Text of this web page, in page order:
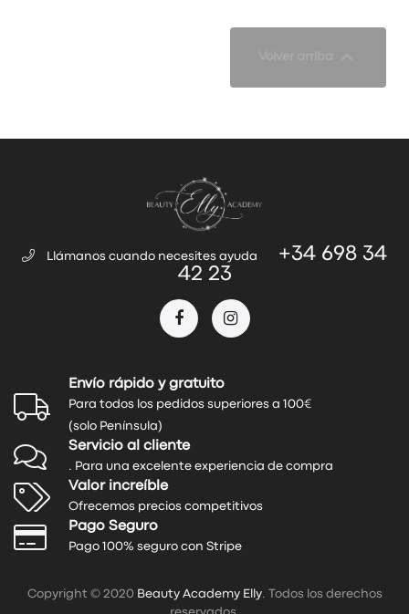
Llámanos cuando necesites ayuda
+34 698 34
42 23
Envío rápido y gratuito
Para todos los pedidos superiores a 100€
(solo Península)
Servicio al cliente
. Para una excelente experiencia de compra
Valor increíble
Ofrecemos precios competitivos
Pago Seguro
Pago 100% seguro con Stripe
Copyright © 2020 Beauty Academy Elly. Todos los derechos
reservados.